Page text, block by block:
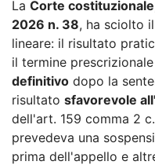
La Corte
2026 n. 38, ha sciolto
lineare: il risultato
il termine prescrizionale
definitivo dopo la
risultato sfavorevole
dell'art. 159 comma 2
prevedeva una
prima dell'appello e